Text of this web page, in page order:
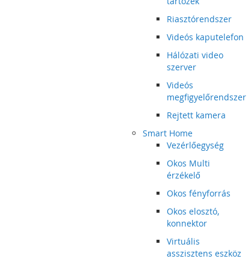
Riasztórendszer
Videós kaputelefon
Hálózati video
szerver
Videós
megfigyelőrendszer
Rejtett kamera
Smart Home
Vezérlőegység
Okos Multi
érzékelő
Okos fényforrás
Okos elosztó,
konnektor
Virtuális
asszisztens eszköz